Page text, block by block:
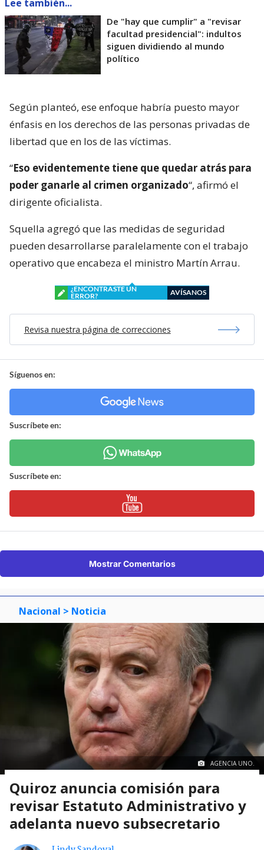
Lee también...
De "hay que cumplir" a "revisar
facultad presidencial": indultos
siguen dividiendo al mundo
político
Según planteó, ese enfoque habría puesto mayor
énfasis en los derechos de las personas privadas de
libertad que en los de las víctimas.
“Eso evidentemente tiene que quedar atrás para
poder ganarle al crimen organizado“, afirmó el
dirigente oficialista.
Squella agregó que las medidas de seguridad
pueden desarrollarse paralelamente con el trabajo
operativo que encabeza el ministro Martín Arrau.
¿ENCONTRASTE UN
ERROR?
AVÍSANOS
Revisa nuestra página de correcciones
Síguenos en:
Suscríbete en:
Suscríbete en:
Mostrar Comentarios
Nacional > Noticia
AGENCIA UNO.
Quiroz anuncia comisión para
revisar Estatuto Administrativo y
adelanta nuevo subsecretario